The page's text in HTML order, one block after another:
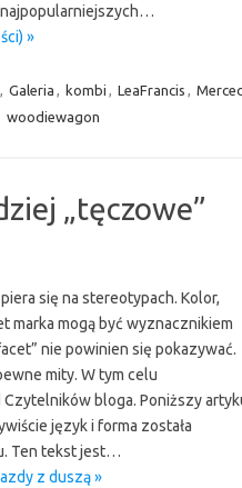
»
, Galeria , kombi , LeaFrancis ,
woodiewagon
„tęczowe”
się na stereotypach. Kolor,
marka mogą być wyznacznikiem
nie powinien się pokazywać.
mity. W tym celu
bloga. Poniższy
język i forma została
Ten tekst jest…
z duszą »